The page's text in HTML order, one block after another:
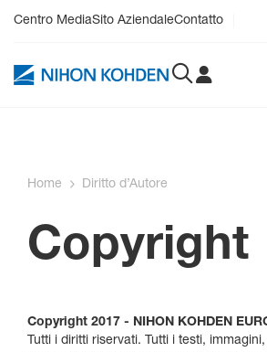
Centro MediaSito AziendaleContatto
Home Diritto d’Autore
Copyright
Copyright 2017 - NIHON KOHDEN
Tutti i diritti riservati. Tutti i testi,